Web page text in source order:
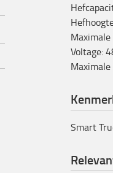
Voltage:
Smart